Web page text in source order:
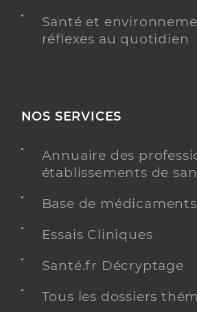
Santé et
réflexes au quotidien
NOS SERVICES
Annuaire des
établissements de
Base de médicaments
Essais Cliniques
Santé.fr Décryptage
Tous les dossiers